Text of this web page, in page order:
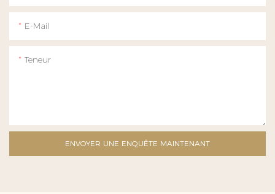
E-Mail
Teneur
ENVOYER UNE ENQUÊTE MAINTENANT